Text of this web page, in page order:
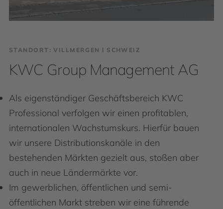
STANDORT: VILLMERGEN І SCHWEIZ
KWC Group Management AG
Als eigenständiger Geschäftsbereich KWC
Professional verfolgen wir einen profitablen,
internationalen Wachstumskurs. Hierfür bauen
wir unsere Distributionskanäle in den
bestehenden Märkten gezielt aus, stoßen aber
auch in neue Ländermärkte vor.
Im gewerblichen, öffentlichen und semi-
öffentlichen Markt streben wir eine führende